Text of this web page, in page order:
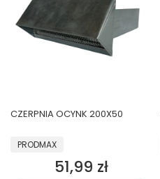
CZERPNIA OCYNK 200X50
PRODUCENT
PRODMAX
Cena
51,99 zł